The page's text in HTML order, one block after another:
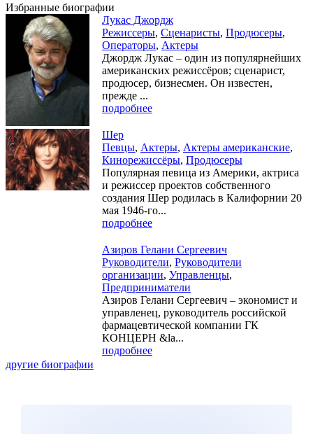
Избранные биографии
Лукас Джордж
Режиссеры, Сценаристы, Продюсеры,
Операторы, Актеры
Джордж Лукас – один из популярнейших
американских режиссёров; сценарист,
продюсер, бизнесмен. Он известен,
прежде ...
подробнее
Шер
Певцы, Актеры, Актеры американские,
Кинорежиссёры, Продюсеры
Популярная певица из Америки, актриса
и режиссер проектов собственного
создания Шер родилась в Калифорнии 20
мая 1946-го...
подробнее
Азиров Гелани Сергеевич
Руководители, Руководители
организации, Управленцы,
Предприниматели
Азиров Гелани Сергеевич – экономист и
управленец, руководитель российской
фармацевтической компании ГК
КОНЦЕРН &la...
подробнее
другие биографии